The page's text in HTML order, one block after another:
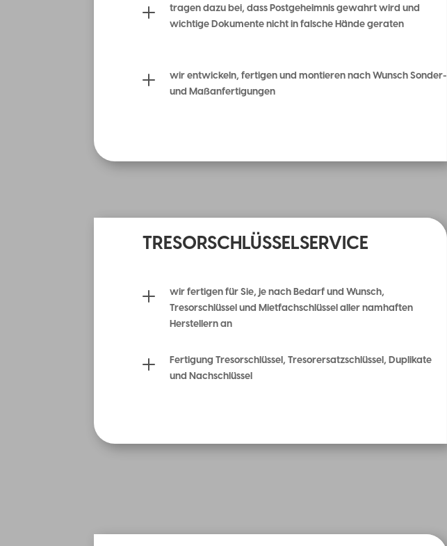
L
tragen dazu bei, dass Postgeheimnis gewahrt wird und
wichtige Dokumente nicht in falsche Hände geraten
L
wir entwickeln, fertigen und montieren nach Wunsch Sonder-
und Maßanfertigungen
TRESORSCHLÜSSELSERVICE
L
wir fertigen für Sie, je nach Bedarf und Wunsch,
Tresorschlüssel und Mietfachschlüssel aller namhaften
Herstellern an
L
Fertigung Tresorschlüssel, Tresorersatzschlüssel, Duplikate
und Nachschlüssel